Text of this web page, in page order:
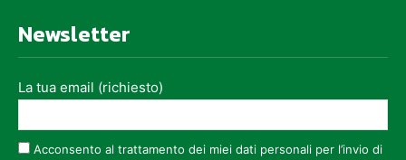
Newsletter
La tua email (richiesto)
Acconsento al trattamento dei miei dati personali per l’invio di